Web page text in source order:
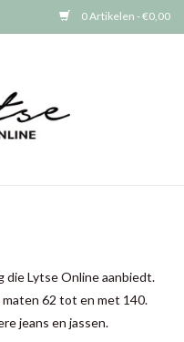
0 Artikelen - €0,00
die Lytse Online aanbiedt.
62 tot en met 140.
jeans en jassen.